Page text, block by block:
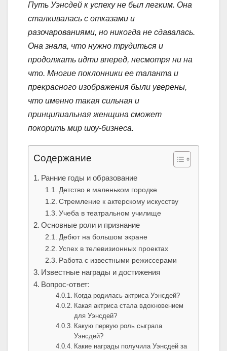
Путь Уэнсдей к успеху не был легким. Она
сталкивалась с отказами и
разочарованиями, но никогда не сдавалась.
Она знала, что нужно трудиться и
продолжать идти вперед, несмотря ни на
что. Многие поклонники ее таланта и
прекрасного изображения были уверены,
что именно такая сильная и
принципиальная женщина сможет
покорить мир шоу-бизнеса.
Содержание
Ранние годы и образование
Детство в маленьком городке
Стремление к актерскому искусству
Учеба в театральном училище
Основные роли и признание
Дебют на большом экране
Успех в телевизионных проектах
Работа с известными режиссерами
Известные награды и достижения
Вопрос-ответ:
Когда родилась актриса Уэнсдей?
Какая актриса стала вдохновением
для Уэнсдей?
Какую первую роль сыграла
Уэнсдей?
Какие награды получила Уэнсдей за